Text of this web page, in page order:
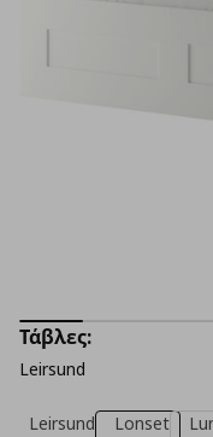
Τάβλες:
Leirsund
Leirsund Lonset